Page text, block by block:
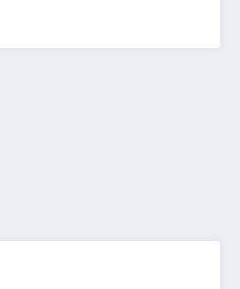
Seja nosso